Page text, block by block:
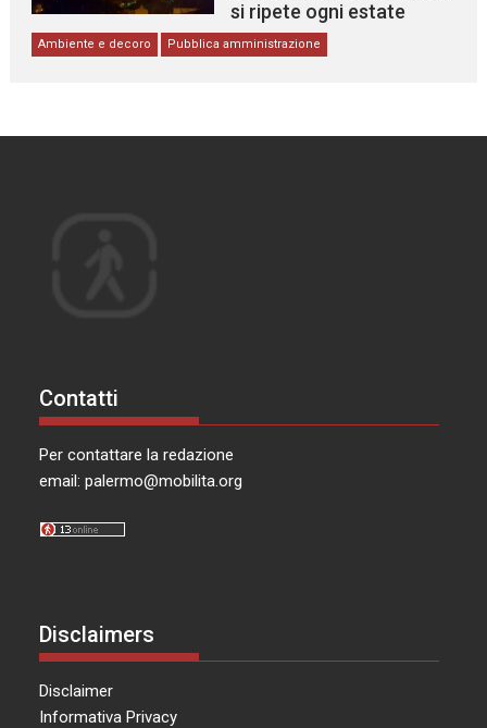
si ripete ogni estate
Ambiente e decoro Pubblica amministrazione
Contatti
Per contattare la redazione
email:palermo@mobilita.org
Disclaimers
Disclaimer
Informativa Privacy